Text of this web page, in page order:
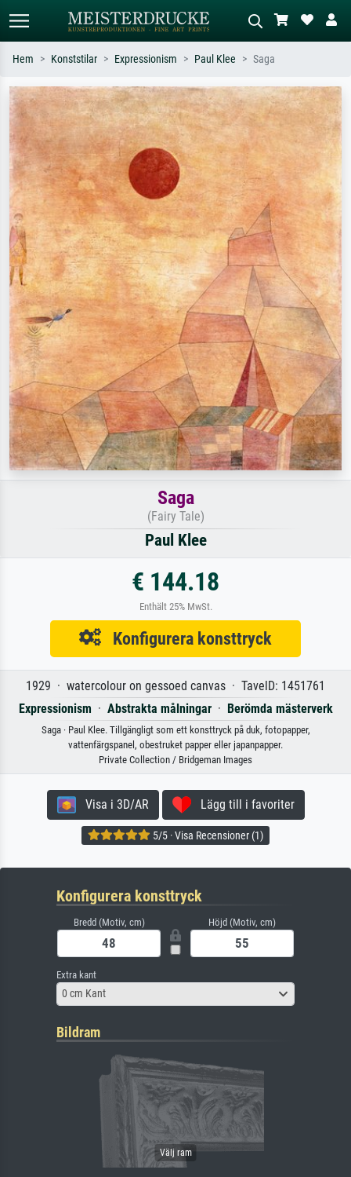
Standardsök AI-bildsökning
Sök efter konstnär, titel eller stil –
t.ex. Monet, Stjärnenatt,
impressionism, Hokusai-våg, naken.
Beskriv scenen – t.ex. grön äng,
abstrakt med mycket rött, mörk
oljemålning, stående naken bredvid ett
Hem Konststilar Expressionism Paul Klee Saga
Saga
(Fairy Tale)
Paul Klee
€ 144.18
Enthält 25% MwSt.
Konfigurera konsttryck
1929 · watercolour on gessoed canvas · TavelD: 1451761
Expressionism · Abstrakta målningar· Berömda mästerverk
Saga · Paul Klee. Tillgängligt som ett konsttryck på duk, fotopapper,
vattenfärgspanel, obestruket papper eller japanpapper.
Private Collection / Bridgeman Images
Visa i 3D/AR Lägg till i favoriter
5/5 · Visa Recensioner (1)
Konfigurera konsttryck
Bredd (Motiv, cm) Höjd (Motiv, cm)
Extra kant
0 cm Kant
Bildram